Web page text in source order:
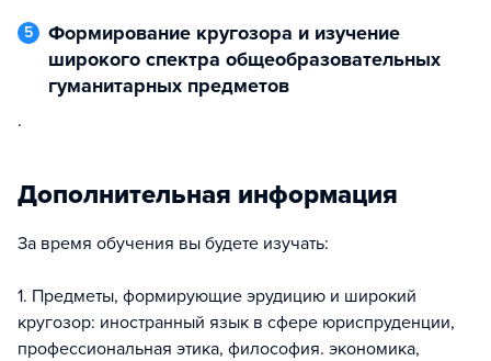
5
Формирование кругозора и изучение
широкого спектра общеобразовательных
гуманитарных предметов
.
Дополнительная информация
За время обучения вы будете изучать:
1. Предметы, формирующие эрудицию и широкий
кругозор: иностранный язык в сфере юриспруденции,
профессиональная этика, философия. экономика,